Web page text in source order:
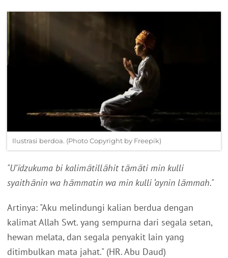
Ilustrasi berdoa. (Photo Copyright by Freepik)
"U’īdzukuma bi kalimātillāhit tāmāti min kulli
syaithānin wa hāmmatin wa min kulli ‘aynin lāmmah."
Artinya: "Aku melindungi kalian berdua dengan
kalimat Allah Swt. yang sempurna dari segala setan,
hewan melata, dan segala penyakit lain yang
ditimbulkan mata jahat." (HR. Abu Daud)